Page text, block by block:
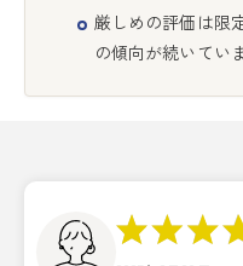
厳しめの評価は限
の傾向が続いてい